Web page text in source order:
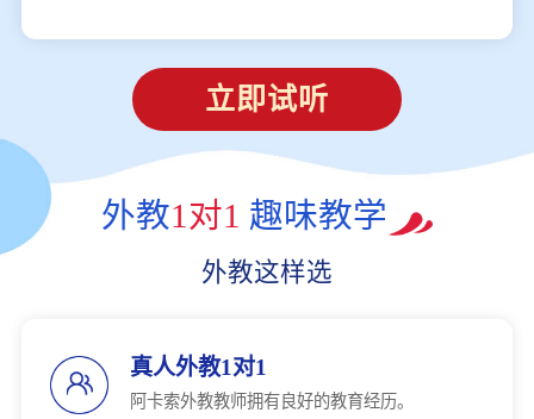
立即试听
外教1对1 趣味教学
外教这样选
真人外教1对1
阿卡索外教教师拥有良好的教育经历。